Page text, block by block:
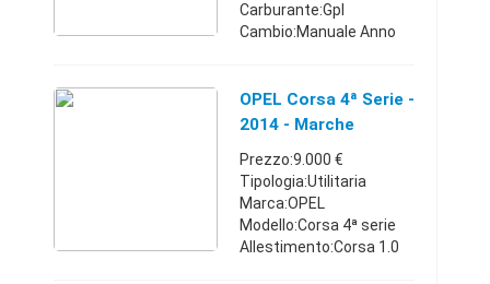
Carburante:Gpl
Cambio:Manuale Anno
Posti:5 Comune:Rieti (RI)
Auto GPL 47.000km
effettuato ...
OPEL Corsa 4ª Serie -
2014 - Marche
Prezzo:9.000 €
Tipologia:Utilitaria
Marca:OPEL
Modello:Corsa 4ª serie
Allestimento:Corsa 1.0